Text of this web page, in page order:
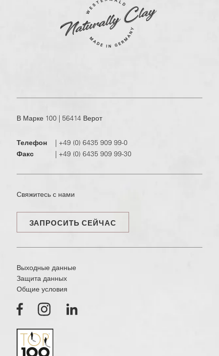
В Марке 100 | 56414 Верот
Телефон
+49 (0) 6435 909 99-0
Факс
+49 (0) 6435 909 99-30
Свяжитесь с нами
ЗАПРОСИТЬ СЕЙЧАС
Выходные данные
Защита данных
Общие условия